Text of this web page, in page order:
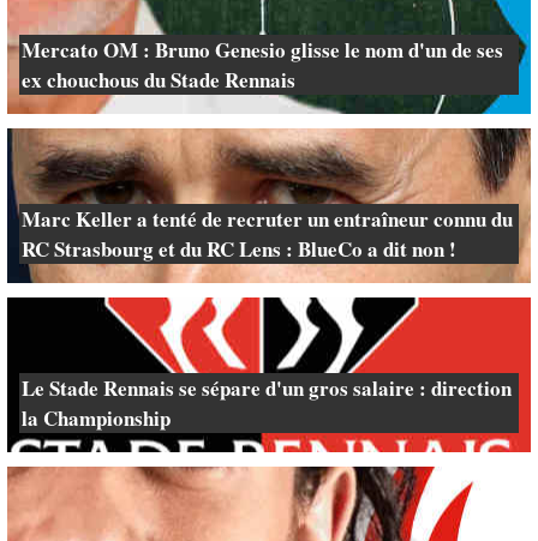
Mercato OM : Bruno Genesio glisse le nom d'un de ses
ex chouchous du Stade Rennais
Marc Keller a tenté de recruter un entraîneur connu du
RC Strasbourg et du RC Lens : BlueCo a dit non !
Le Stade Rennais se sépare d'un gros salaire : direction
la Championship